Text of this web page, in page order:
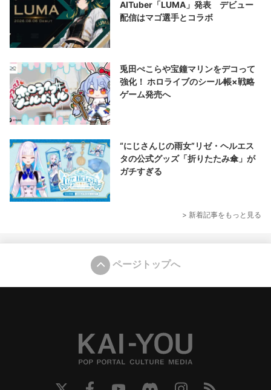
AITuber「LUMA」発表 デビュー
配信はマゴ選手とコラボ
兎田ぺこらや宝鐘マリンをデコって
強化！ ホロライブのシール帳×戦略
ゲーム発売へ
“にじさんじの雨女”リゼ・ヘルエス
タの公式グッズ「折りたたみ傘」が
ガチすぎる
> 新着記事をもっと見る
ページトップへ